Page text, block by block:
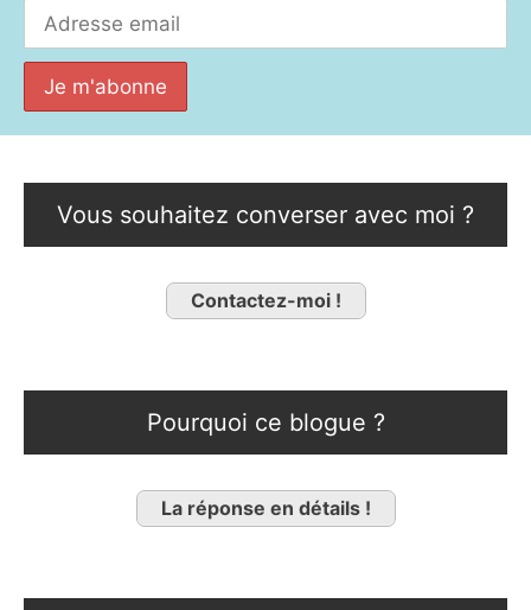
Vous souhaitez converser avec moi ?
Contactez-moi !
Pourquoi ce blogue ?
La réponse en détails !